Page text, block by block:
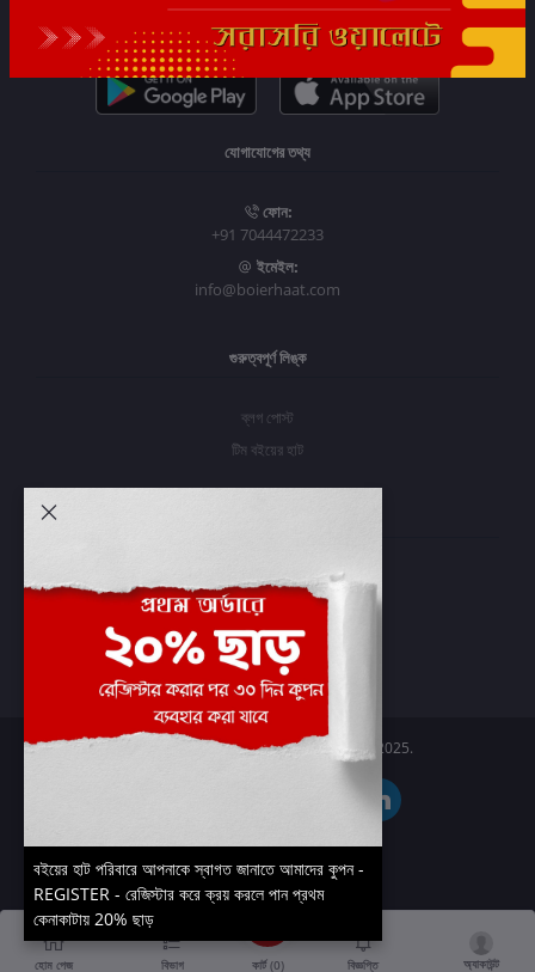
সাবস্ক্রাইব
যোগাযোগের তথ্য
ফোন:
+91 7044472233
ইমেইল:
info@boierhaat.com
গুরুত্বপূর্ণ লিঙ্ক
ব্লগ পোস্ট
টিম বইয়ের হাট
প্রবেশ করুন
অর্ডার ইতিহাস
আমার ইচ্ছাগুলি
অর্ডার ট্র্যাকিং
Boier Haat™ | © All rights reserved 2025.
হোম পেজ বিভাগ কার্ট (0) বিজ্ঞপ্তি অ্যাকাউন্ট
বইয়ের হাট পরিবারে আপনাকে স্বাগত জানাতে আমাদের কুপন -
REGISTER - রেজিস্টার করে ক্রয় করলে পান প্রথম
কেনাকাটায় 20% ছাড়